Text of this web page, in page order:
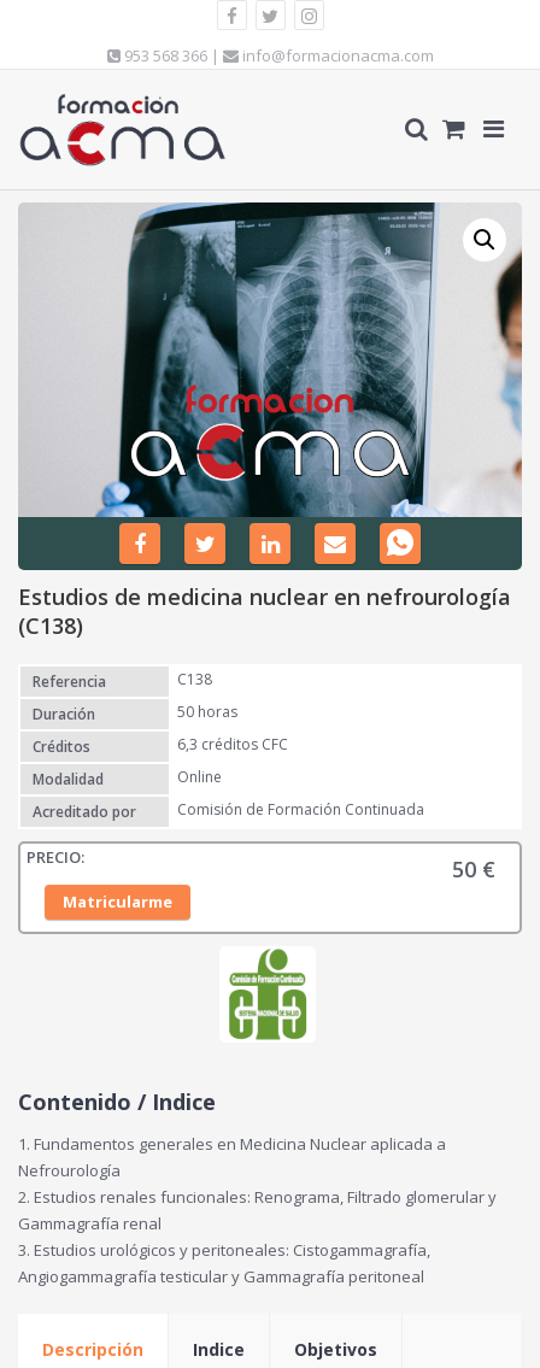
953 568 366 | info@formacionacma.com
Estudios de medicina nuclear en nefrourología
(C138)
Referencia
C138
Duración
50 horas
Créditos
6,3 créditos CFC
Modalidad
Online
Acreditado por
Comisión de Formación Continuada
50 €
Matricularme
Contenido / Indice
1. Fundamentos generales en Medicina Nuclear aplicada a
Nefrourología
2. Estudios renales funcionales: Renograma, Filtrado glomerular y
Gammagrafía renal
3. Estudios urológicos y peritoneales: Cistogammagrafía,
Angiogammagrafía testicular y Gammagrafía peritoneal
Descripción Indice Objetivos